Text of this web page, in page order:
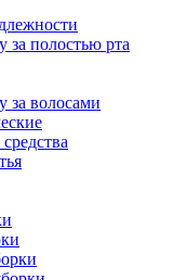
за полостью рта
за волосами